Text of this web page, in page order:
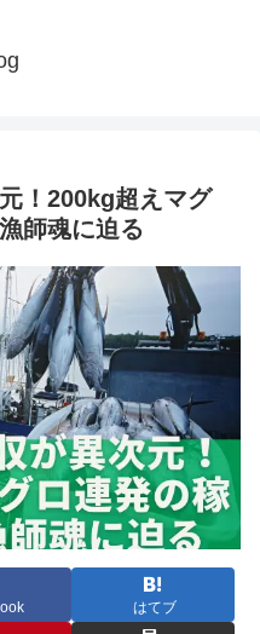
！200kg超えマグ
師魂に迫る
はてブ